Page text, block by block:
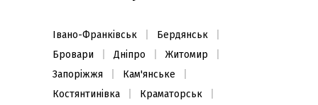
Івано-Франківськ
Бердянськ
Бровари
Дніпро
Житомир
Запоріжжя
Кам'янське
Костянтинівка
Краматорськ